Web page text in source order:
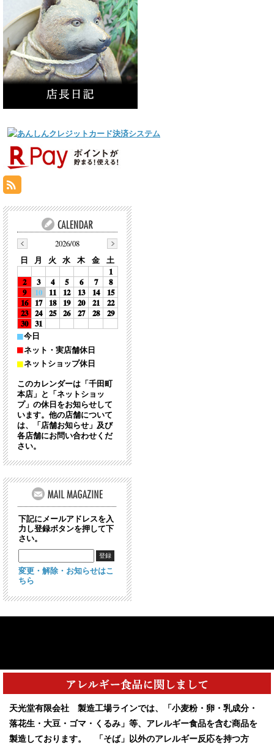
2026/08
日
月 火 水 木 金
土
1
2
3 4 5 6 7
8
9
10 11 12 13 14
15
16
17 18 19 20 21
22
23
24 25 26 27 28
29
30
31
■今日
■ネット・実店舗休日
■ネットショップ休日
このカレンダーは「千田町
本店」と「ネットショッ
プ」の休日をお知らせして
います。他の店舗について
は、「店舗お知らせ」及び
各店舗にお問い合わせくだ
さい。
下記にメールアドレスを入
力し登録ボタンを押して下
さい。
変更・解除・お知らせはこ
ちら
天光堂有限会社 製造工場ラインでは、「小麦粉・卵・乳成分・
落花生・大豆・ゴマ・くるみ」等、アレルギー食品を含む商品を
製造しております。 「そば」以外のアレルギー反応を持つ方